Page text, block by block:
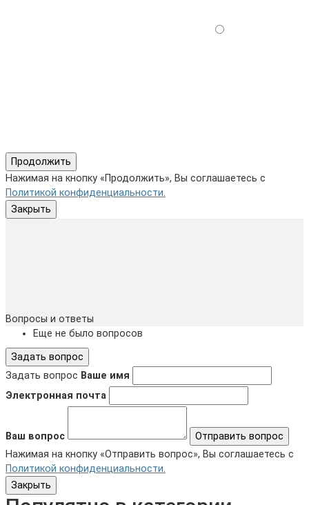
Продолжить
Нажимая на кнопку «Продолжить», Вы соглашаетесь с
Политикой конфиденциальности.
Закрыть
Вопросы и ответы
Еще не было вопросов
Задать вопрос
Задать вопрос Ваше имя
Электронная почта
Ваш вопрос
Отправить вопрос
Нажимая на кнопку «Отправить вопрос», Вы соглашаетесь с
Политикой конфиденциальности.
Закрыть